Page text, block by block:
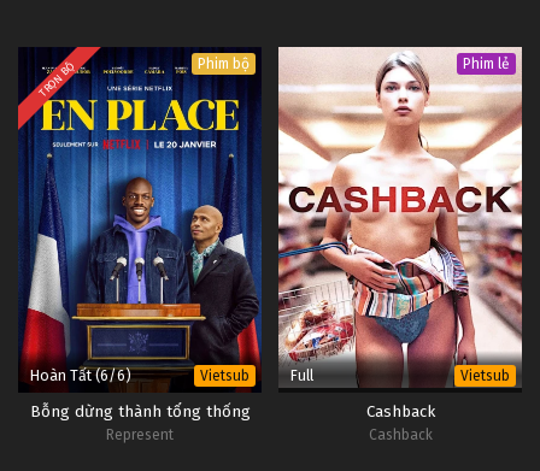
TRỌN BỘ Phim bộ
Hoàn Tất (6/6) Vietsub
Bỗng dừng thành tổng thống
Represent
Phim lẻ
Full Vietsub
Cashback
Cashback